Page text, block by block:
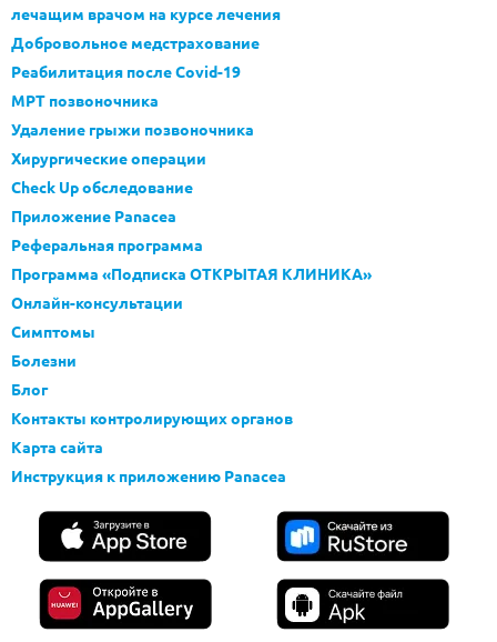
лечащим врачом на курсе лечения
Добровольное медстрахование
Реабилитация после Covid-19
МРТ позвоночника
Удаление грыжи позвоночника
Хирургические операции
Check Up обследование
Приложение Panacea
Реферальная программа
Программа «Подписка ОТКРЫТАЯ КЛИНИКА»
Онлайн-консультации
Симптомы
Болезни
Блог
Контакты контролирующих органов
Карта сайта
Инструкция к приложению Panacea